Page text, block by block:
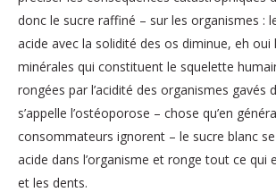
donc le sucre raffiné – sur les organismes :
acide avec la solidité des os diminue, eh oui
minérales qui constituent le squelette
rongées par l’acidité des organismes gavés
s’appelle l’ostéoporose – chose qu’en
consommateurs ignorent – le sucre blanc
acide dans l’organisme et ronge tout ce qui
et les dents.